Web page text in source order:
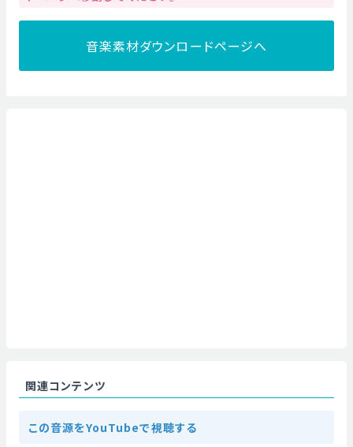
音楽素材ダウンロードページへ
関連コンテンツ
この音源をYouTubeで視聴する